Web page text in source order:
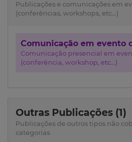
Publicações e comunicações em
(conferências, workshops, etc...)
Comunicação em evento
Comunicação presencial em
(conferência, workshop, etc...)
Outras Publicações (1)
Publicações de outros tipos não
categorias